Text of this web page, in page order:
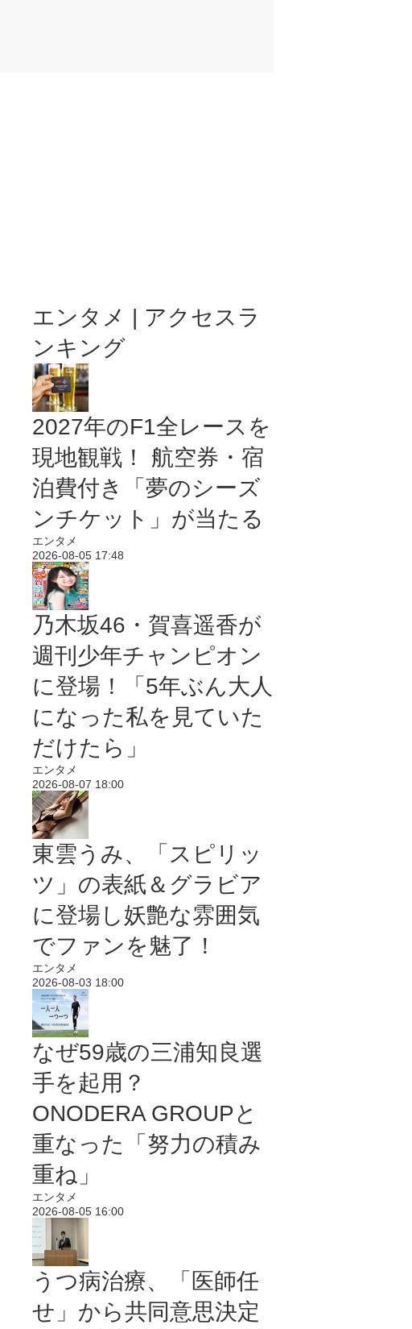
エンタメ | アクセスラ
ンキング
2027年のF1全レースを
現地観戦！ 航空券・宿
泊費付き「夢のシーズ
ンチケット」が当たる
エンタメ
2026-08-05 17:48
乃木坂46・賀喜遥香が
週刊少年チャンピオン
に登場！「5年ぶん大人
になった私を見ていた
だけたら」
エンタメ
2026-08-07 18:00
東雲うみ、「スピリッ
ツ」の表紙＆グラビア
に登場し妖艶な雰囲気
でファンを魅了！
エンタメ
2026-08-03 18:00
なぜ59歳の三浦知良選
手を起用？
ONODERA GROUPと
重なった「努力の積み
重ね」
エンタメ
2026-08-05 16:00
うつ病治療、「医師任
せ」から共同意思決定